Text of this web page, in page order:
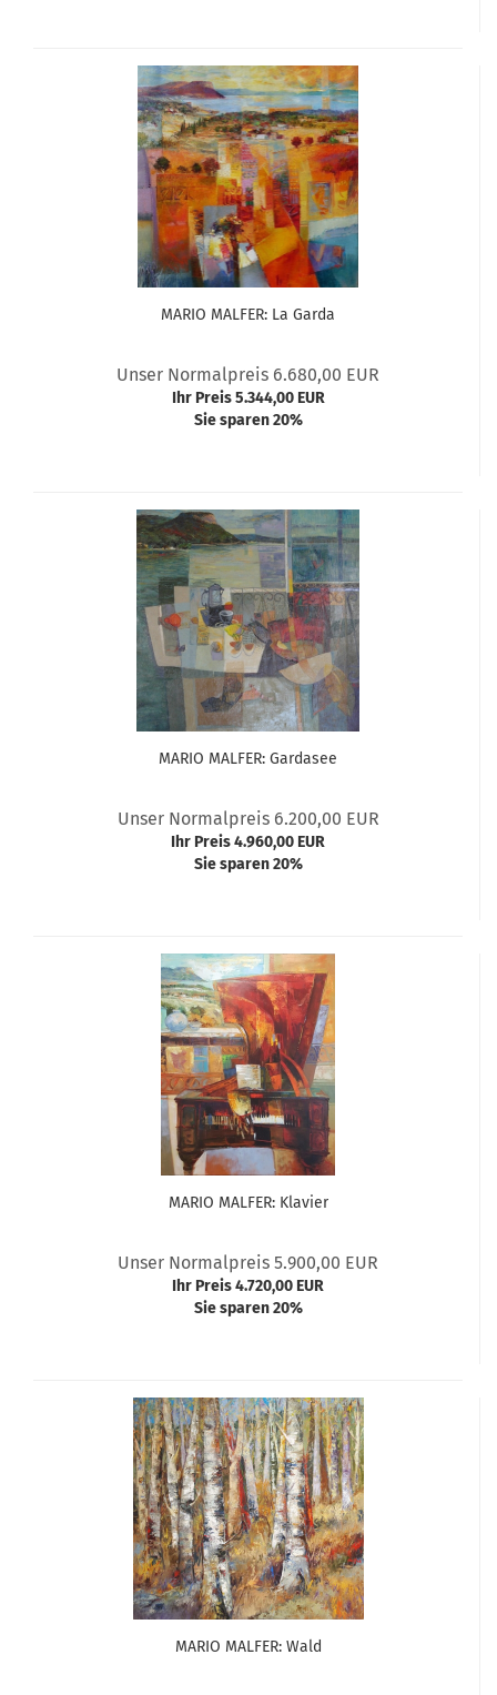
MARIO MALFER: La Garda
Unser Normalpreis 6.680,00 EUR
Ihr Preis 5.344,00 EUR
Sie sparen 20%
MARIO MALFER: Gardasee
Unser Normalpreis 6.200,00 EUR
Ihr Preis 4.960,00 EUR
Sie sparen 20%
MARIO MALFER: Klavier
Unser Normalpreis 5.900,00 EUR
Ihr Preis 4.720,00 EUR
Sie sparen 20%
MARIO MALFER: Wald